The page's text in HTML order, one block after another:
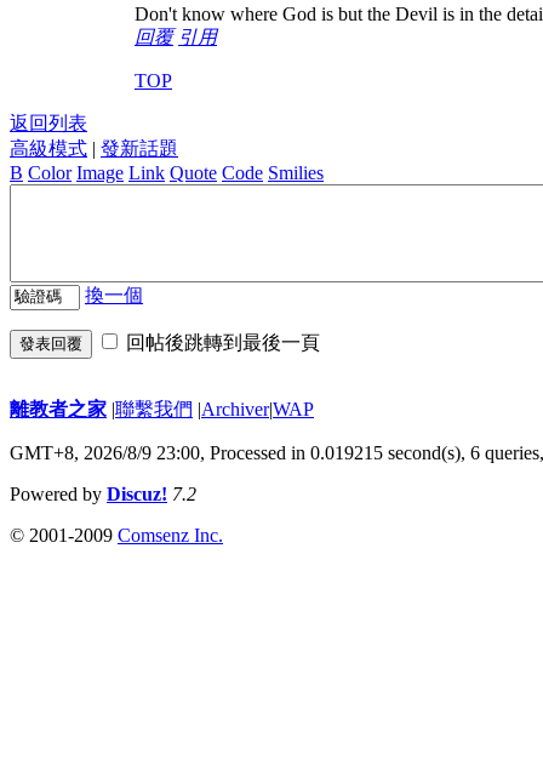
Don't know where God is but the Devil is in the
回覆 引用
TOP
返回列表
高級模式 | 發新話題
B Color Image Link Quote Code Smilies
換一個
發表回覆 回帖後跳轉到最後一頁
離教者之家 |聯繫我們 |Archiver|WAP
GMT+8, 2026/8/9 23:00, Processed in 0.019215 second(s), 6
Powered by Discuz! 7.2
© 2001-2009 Comsenz Inc.